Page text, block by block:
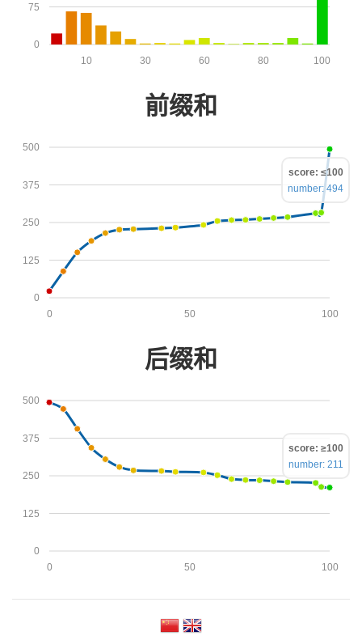
0
75
100
80
60
30
10
前缀和
0
125
250
375
500
100
50
0
score: ≤100
number: 494
后缀和
0
125
250
375
500
100
50
0
score: ≥100
number: 211